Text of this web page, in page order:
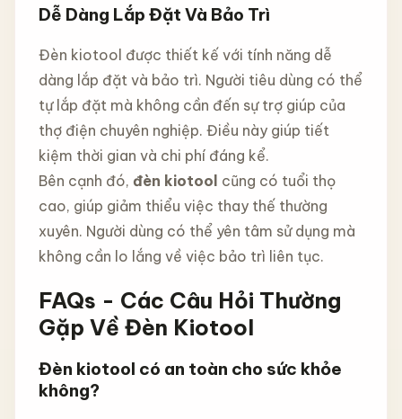
Dễ Dàng Lắp Đặt Và Bảo Trì
Đèn kiotool được thiết kế với tính năng dễ
dàng lắp đặt và bảo trì. Người tiêu dùng có thể
tự lắp đặt mà không cần đến sự trợ giúp của
thợ điện chuyên nghiệp. Điều này giúp tiết
kiệm thời gian và chi phí đáng kể.
Bên cạnh đó, đèn kiotool cũng có tuổi thọ
cao, giúp giảm thiểu việc thay thế thường
xuyên. Người dùng có thể yên tâm sử dụng mà
không cần lo lắng về việc bảo trì liên tục.
FAQs - Các Câu Hỏi Thường
Gặp Về Đèn Kiotool
Đèn kiotool có an toàn cho sức khỏe
không?